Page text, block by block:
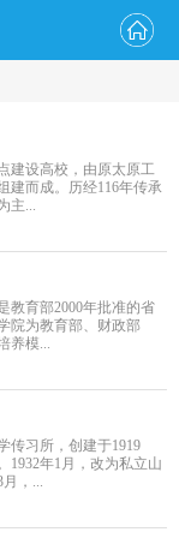
建设高校，由原太原工
建而成。历经116年传承
主...
教育部2000年批准的省
院为教育部、财政部
养模...
传习所，创建于1919
1932年1月，改为私立山
，...